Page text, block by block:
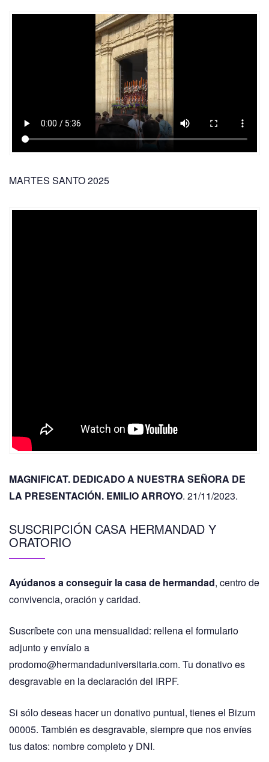
MARTES SANTO 2025
MAGNIFICAT. DEDICADO A NUESTRA SEÑORA DE
LA PRESENTACIÓN. EMILIO ARROYO. 21/11/2023.
SUSCRIPCIÓN CASA HERMANDAD Y
ORATORIO
Ayúdanos a conseguir la casa de hermandad, centro de
convivencia, oración y caridad.
Suscríbete con una mensualidad: rellena el formulario
adjunto y envíalo a
prodomo@hermandaduniversitaria.com. Tu donativo es
desgravable en la declaración del IRPF.
Si sólo deseas hacer un donativo puntual, tienes el Bizum
00005. También es desgravable, siempre que nos envíes
tus datos: nombre completo y DNI.